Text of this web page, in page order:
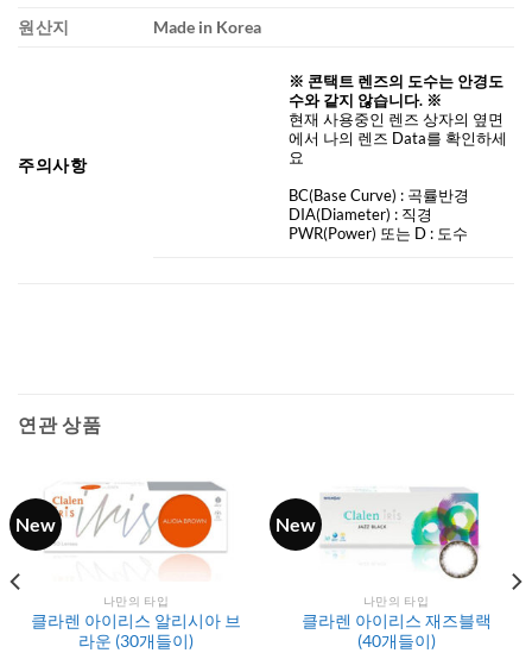
원산지
Made in Korea
주의사항
※ 콘택트 렌즈의 도수는 안경도
수와 같지 않습니다. ※
현재 사용중인 렌즈 상자의 옆면
에서 나의 렌즈 Data를 확인하세
요
BC(Base Curve) : 곡률반경
DIA(Diameter) : 직경
PWR(Power) 또는 D : 도수
연관 상품
New
나만의 타입
클라렌 아이리스 알리시아 브
라운 (30개들이)
New
나만의 타입
클라렌 아이리스 재즈블랙
(40개들이)